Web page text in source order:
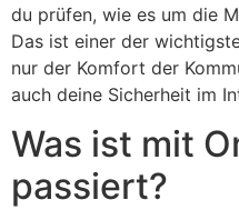
du prüfen, wie es um die
Das ist einer der
nur der Komfort der
auch deine Sicherheit im
Was ist mit
passiert?